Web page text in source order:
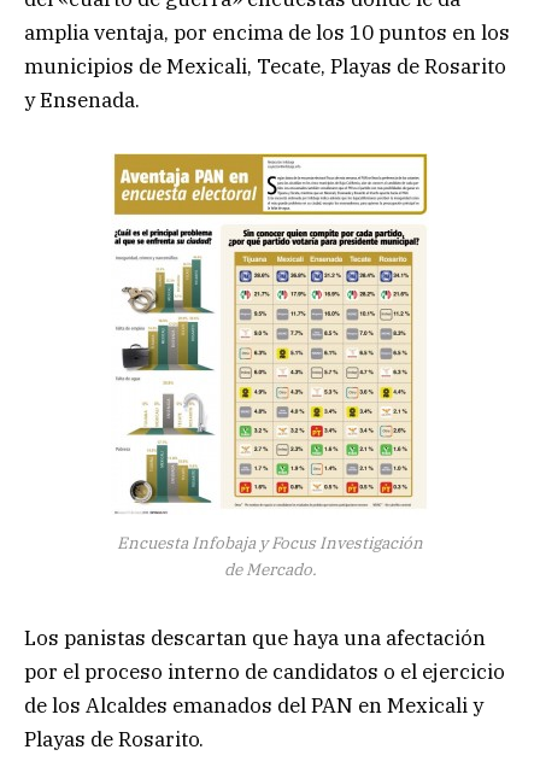
amplia ventaja, por encima de los 10 puntos en los
municipios de Mexicali, Tecate, Playas de Rosarito
y Ensenada.
Encuesta Infobaja y Focus Investigación
de Mercado.
Los panistas descartan que haya una afectación
por el proceso interno de candidatos o el ejercicio
de los Alcaldes emanados del PAN en Mexicali y
Playas de Rosarito.